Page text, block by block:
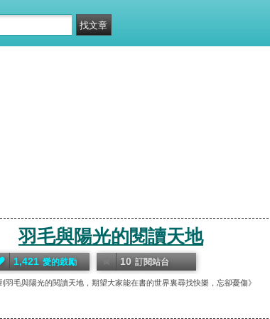
羽毛與陽光的閱讀天地
羽毛與陽光的閱讀天地，期望大家能在書的世界裏尋找快樂，忘卻憂傷》
1,421 愛的鼓勵 10 訂閱站台